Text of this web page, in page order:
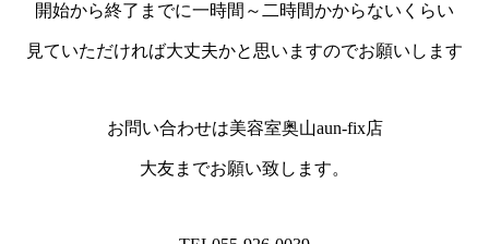
開始から終了までに一時間～二時間かからないくらい
見ていただければ大丈夫かと思いますのでお願いします
お問い合わせは美容室奥山aun-fix店
大友までお願い致します。